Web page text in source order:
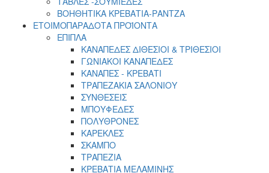
ΒΟΗΘΗΤΙΚΑ ΚΡΕΒΑΤΙΑ-ΡΑΝΤΖΑ
ΕΤΟΙΜΟΠΑΡΑΔΟΤΑ ΠΡΟΪΟΝΤΑ
ΕΠΙΠΛΑ
ΚΑΝΑΠΕΔΕΣ ΔΙΘΕΣΙΟΙ & ΤΡΙΘΕΣΙΟΙ
ΓΩΝΙΑΚΟΙ ΚΑΝΑΠΕΔΕΣ
ΚΑΝΑΠΕΣ - ΚΡΕΒΑΤΙ
ΤΡΑΠΕΖΑΚΙΑ ΣΑΛΟΝΙΟΥ
ΣΥΝΘΕΣΕΙΣ
ΜΠΟΥΦΕΔΕΣ
ΠΟΛΥΘΡΟΝΕΣ
ΚΑΡΕΚΛΕΣ
ΣΚΑΜΠΟ
ΤΡΑΠΕΖΙΑ
ΚΡΕΒΑΤΙΑ ΜΕΛΑΜΙΝΗΣ